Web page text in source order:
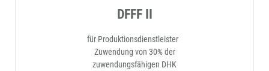
DFFF II
für Produktionsdienstleister
Zuwendung von 30% der
zuwendungsfähigen DHK